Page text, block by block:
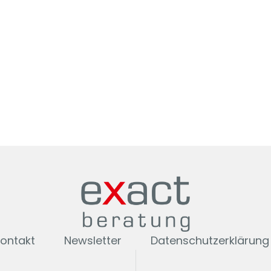
Newsletter Datenschutzerklärung